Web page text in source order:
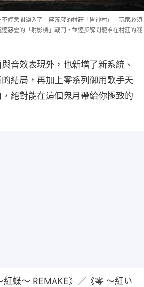
經意間誤入了一座荒廢的村莊「皆神村」，玩家必須
惡靈的「射影機」戰鬥，並逐步解開籠罩在村莊的謎
音效表現外，也新增了新系統、
結局，再加上零系列御用歌手天
絕對能在這個鬼月帶給你極致的
紅蝶～ REMAKE》／《零 ～紅い